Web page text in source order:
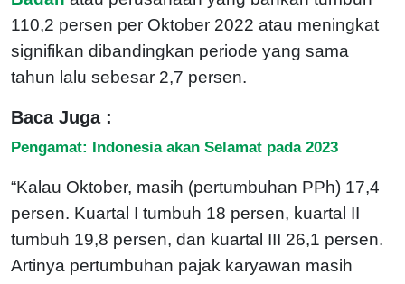
110,2 persen per Oktober 2022 atau meningkat
signifikan dibandingkan periode yang sama
tahun lalu sebesar 2,7 persen.
Baca Juga :
Pengamat: Indonesia akan Selamat pada 2023
“Kalau Oktober, masih (pertumbuhan PPh) 17,4
persen. Kuartal I tumbuh 18 persen, kuartal II
tumbuh 19,8 persen, dan kuartal III 26,1 persen.
Artinya pertumbuhan pajak karyawan masih